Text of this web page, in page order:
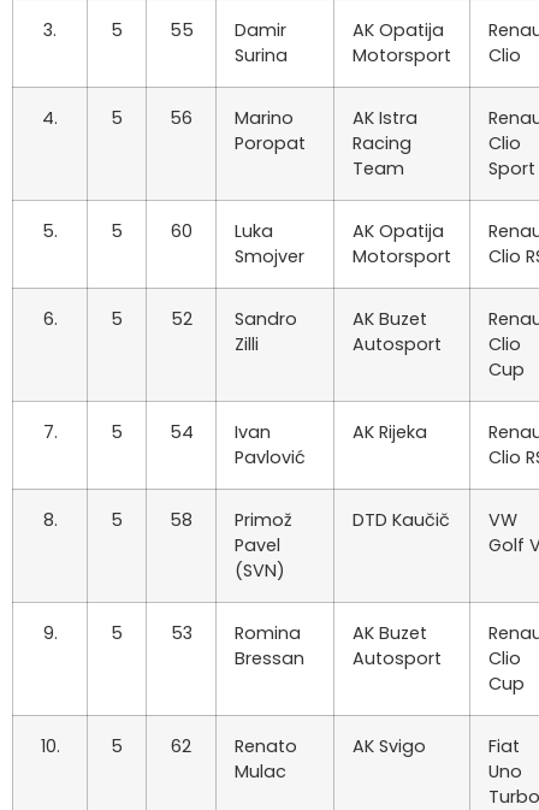
3. 5 55
Damir
Surina
AK Opatija
Motorsport
Clio
4. 5 56
Marino
Poropat
AK Istra
Racing
Team
Clio
Sport
5. 5 60
Luka
Smojver
AK Opatija
Motorsport
Clio
6. 5 52
Sandro
Zilli
AK Buzet
Autosport
Clio
Cup
7. 5 54
Ivan
Pavlović
AK Rijeka
Clio
8. 5 58
Primož
Pavel
(SVN)
DTD Kaučič
VW
Golf
9. 5 53
Romina
Bressan
AK Buzet
Autosport
Clio
Cup
10. 5 62
Renato
Mulac
AK Svigo
Fiat
Uno
Turbo